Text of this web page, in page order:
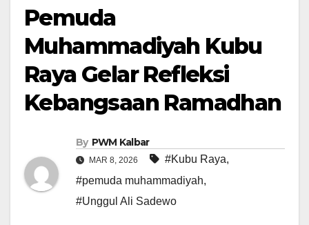
Pemuda
Muhammadiyah Kubu
Raya Gelar Refleksi
Kebangsaan Ramadhan
By PWM Kalbar
MAR 8, 2026 #Kubu Raya,
#pemuda muhammadiyah,
#Unggul Ali Sadewo